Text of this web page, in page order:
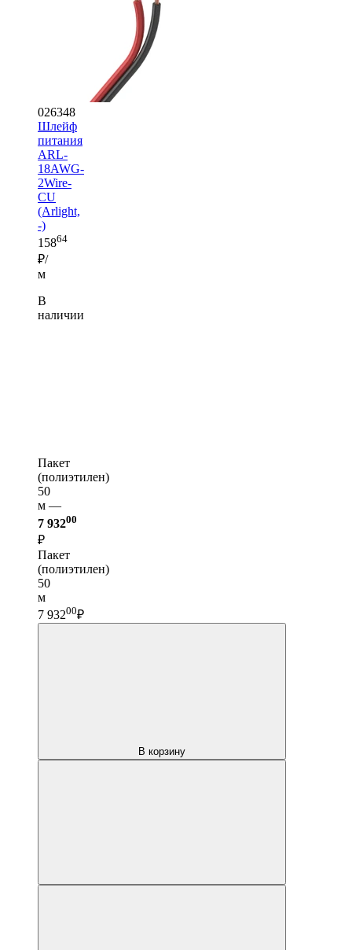
026348
Шлейф
питания
ARL-
18AWG-
2Wire-
CU
(Arlight,
-)
15864
₽/
м
В
наличии
Пакет
(полиэтилен)
50
м —
7 93200
₽
Пакет
(полиэтилен)
50
м
7 93200₽
В корзину